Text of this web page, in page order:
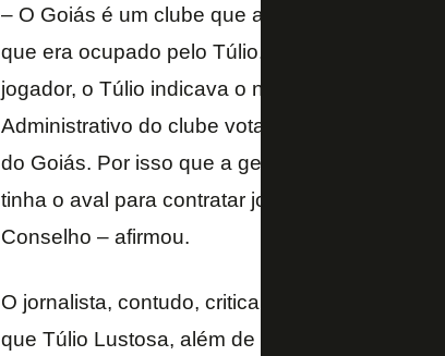
– O Goiás é um clube que as decisões finais
que era ocupado pelo Túlio. Para
jogador, o Túlio indicava o nome, trazia
Administrativo do clube vota se ele pode ser
do Goiás. Por isso que a gente sempre
tinha o aval para contratar jogadores, ele
Conselho – afirmou.
O jornalista, contudo, critica este formato de
que Túlio Lustosa, além de ter boa relação